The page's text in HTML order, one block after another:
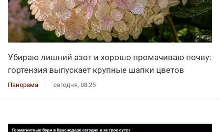
Убираю лишний азот и хорошо промачиваю почву:
гортензия выпускает крупные шапки цветов
Панорама сегодня, 08:25